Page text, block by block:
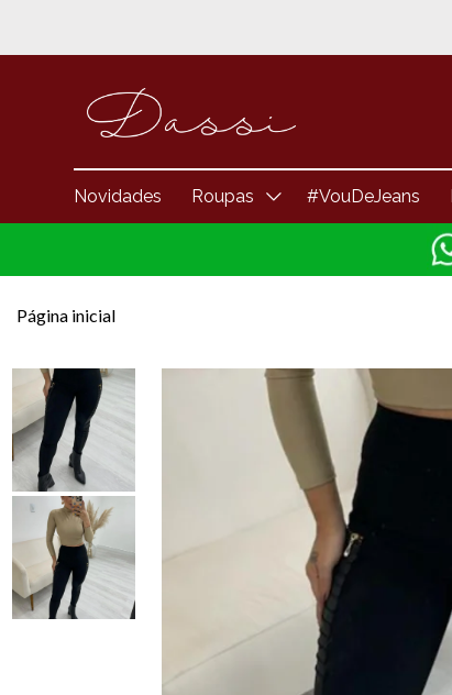
Novidades Roupas #VouDeJeans
Página inicial